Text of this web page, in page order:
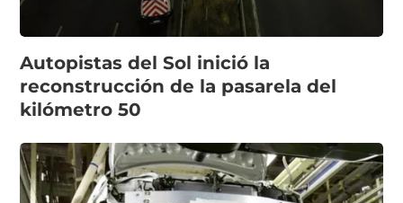
Autopistas del Sol inició la
reconstrucción de la pasarela del
kilómetro 50